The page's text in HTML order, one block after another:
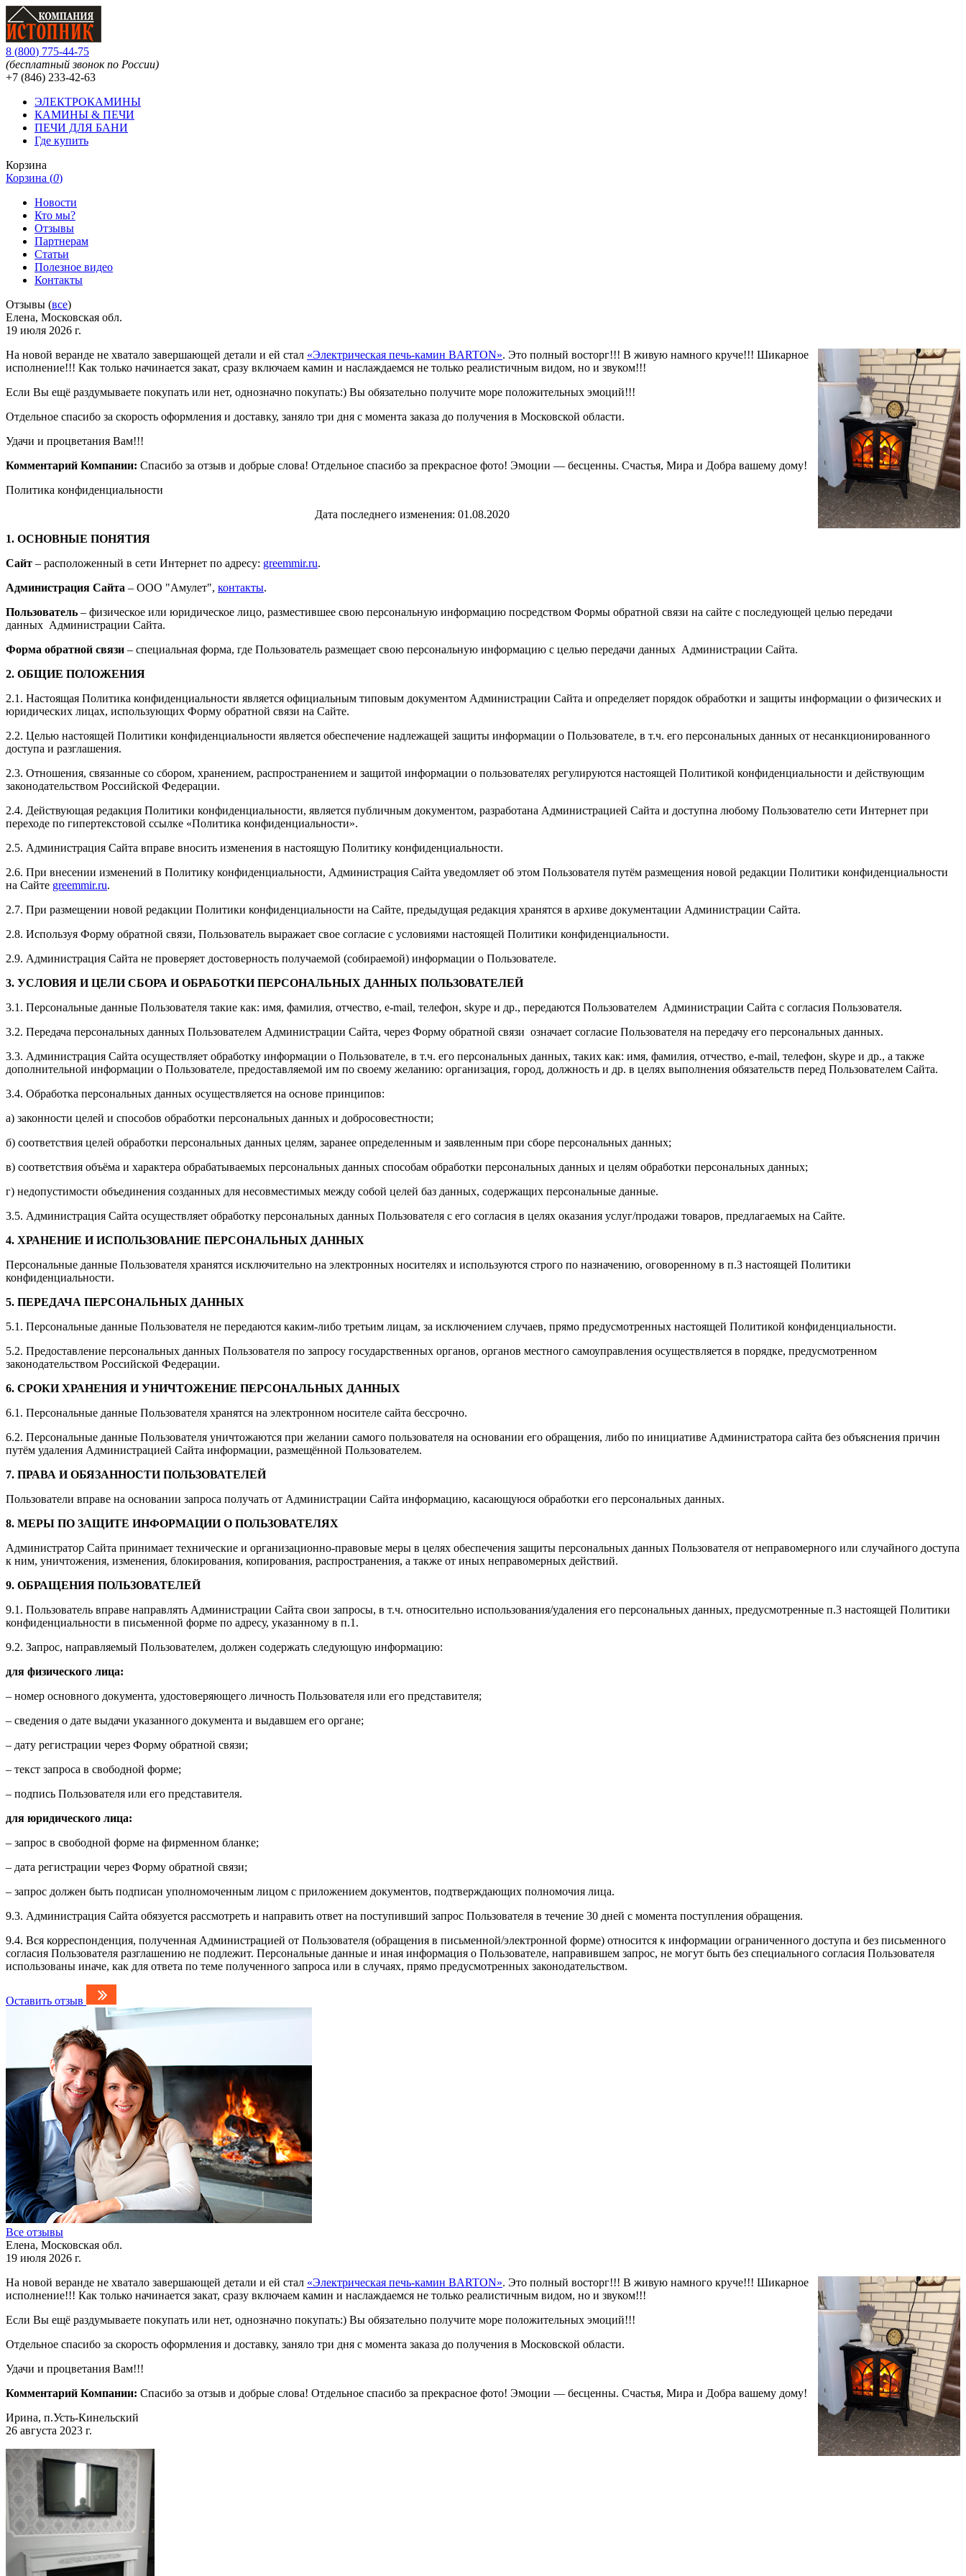
8 (800) 775-44-75
(бесплатный звонок по России)
+7 (846) 233-42-63
ЭЛЕКТРОКАМИНЫ
КАМИНЫ & ПЕЧИ
ПЕЧИ ДЛЯ БАНИ
Где купить
Корзина
Корзина (0)
Новости
Кто мы?
Отзывы
Партнерам
Статьи
Полезное видео
Контакты
Отзывы (все)
Елена, Московская обл.
19 июля 2026 г.
На новой веранде не хватало завершающей детали и ей стал «Электрическая печь-камин BARTON». Это полный восторг!!! В живую намного круче!!! Шикарное
исполнение!!! Как только начинается закат, сразу включаем камин и наслаждаемся не только реалистичным видом, но и звуком!!!
Если Вы ещё раздумываете покупать или нет, однозначно покупать:) Вы обязательно получите море положительных эмоций!!!
Отдельное спасибо за скорость оформления и доставку, заняло три дня с момента заказа до получения в Московской области.
Удачи и процветания Вам!!!
Комментарий Компании: Спасибо за отзыв и добрые слова! Отдельное спасибо за прекрасное фото! Эмоции — бесценны. Счастья, Мира и Добра вашему дому!
Политика конфиденциальности
Дата последнего изменения: 01.08.2020
1. ОСНОВНЫЕ ПОНЯТИЯ
Сайт – расположенный в сети Интернет по адресу: greemmir.ru.
Администрация Сайта – ООО "Амулет", контакты.
Пользователь – физическое или юридическое лицо, разместившее свою персональную информацию посредством Формы обратной связи на сайте с последующей целью передачи
данных Администрации Сайта.
Форма обратной связи – специальная форма, где Пользователь размещает свою персональную информацию с целью передачи данных Администрации Сайта.
2. ОБЩИЕ ПОЛОЖЕНИЯ
2.1. Настоящая Политика конфиденциальности является официальным типовым документом Администрации Сайта и определяет порядок обработки и защиты информации о физических и
юридических лицах, использующих Форму обратной связи на Сайте.
2.2. Целью настоящей Политики конфиденциальности является обеспечение надлежащей защиты информации о Пользователе, в т.ч. его персональных данных от несанкционированного
доступа и разглашения.
2.3. Отношения, связанные со сбором, хранением, распространением и защитой информации о пользователях регулируются настоящей Политикой конфиденциальности и действующим
законодательством Российской Федерации.
2.4. Действующая редакция Политики конфиденциальности, является публичным документом, разработана Администрацией Сайта и доступна любому Пользователю сети Интернет при
переходе по гипертекстовой ссылке «Политика конфиденциальности».
2.5. Администрация Сайта вправе вносить изменения в настоящую Политику конфиденциальности.
2.6. При внесении изменений в Политику конфиденциальности, Администрация Сайта уведомляет об этом Пользователя путём размещения новой редакции Политики конфиденциальности
на Сайте greemmir.ru.
2.7. При размещении новой редакции Политики конфиденциальности на Сайте, предыдущая редакция хранятся в архиве документации Администрации Сайта.
2.8. Используя Форму обратной связи, Пользователь выражает свое согласие с условиями настоящей Политики конфиденциальности.
2.9. Администрация Сайта не проверяет достоверность получаемой (собираемой) информации о Пользователе.
3. УСЛОВИЯ И ЦЕЛИ СБОРА И ОБРАБОТКИ ПЕРСОНАЛЬНЫХ ДАННЫХ ПОЛЬЗОВАТЕЛЕЙ
3.1. Персональные данные Пользователя такие как: имя, фамилия, отчество, e-mail, телефон, skype и др., передаются Пользователем Администрации Сайта с согласия Пользователя.
3.2. Передача персональных данных Пользователем Администрации Сайта, через Форму обратной связи означает согласие Пользователя на передачу его персональных данных.
3.3. Администрация Сайта осуществляет обработку информации о Пользователе, в т.ч. его персональных данных, таких как: имя, фамилия, отчество, e-mail, телефон, skype и др., а также
дополнительной информации о Пользователе, предоставляемой им по своему желанию: организация, город, должность и др. в целях выполнения обязательств перед Пользователем Сайта.
3.4. Обработка персональных данных осуществляется на основе принципов:
а) законности целей и способов обработки персональных данных и добросовестности;
б) соответствия целей обработки персональных данных целям, заранее определенным и заявленным при сборе персональных данных;
в) соответствия объёма и характера обрабатываемых персональных данных способам обработки персональных данных и целям обработки персональных данных;
г) недопустимости объединения созданных для несовместимых между собой целей баз данных, содержащих персональные данные.
3.5. Администрация Сайта осуществляет обработку персональных данных Пользователя с его согласия в целях оказания услуг/продажи товаров, предлагаемых на Сайте.
4. ХРАНЕНИЕ И ИСПОЛЬЗОВАНИЕ ПЕРСОНАЛЬНЫХ ДАННЫХ
Персональные данные Пользователя хранятся исключительно на электронных носителях и используются строго по назначению, оговоренному в п.3 настоящей Политики
конфиденциальности.
5. ПЕРЕДАЧА ПЕРСОНАЛЬНЫХ ДАННЫХ
5.1. Персональные данные Пользователя не передаются каким-либо третьим лицам, за исключением случаев, прямо предусмотренных настоящей Политикой конфиденциальности.
5.2. Предоставление персональных данных Пользователя по запросу государственных органов, органов местного самоуправления осуществляется в порядке, предусмотренном
законодательством Российской Федерации.
6. СРОКИ ХРАНЕНИЯ И УНИЧТОЖЕНИЕ ПЕРСОНАЛЬНЫХ ДАННЫХ
6.1. Персональные данные Пользователя хранятся на электронном носителе сайта бессрочно.
6.2. Персональные данные Пользователя уничтожаются при желании самого пользователя на основании его обращения, либо по инициативе Администратора сайта без объяснения причин
путём удаления Администрацией Сайта информации, размещённой Пользователем.
7. ПРАВА И ОБЯЗАННОСТИ ПОЛЬЗОВАТЕЛЕЙ
Пользователи вправе на основании запроса получать от Администрации Сайта информацию, касающуюся обработки его персональных данных.
8. МЕРЫ ПО ЗАЩИТЕ ИНФОРМАЦИИ О ПОЛЬЗОВАТЕЛЯХ
Администратор Сайта принимает технические и организационно-правовые меры в целях обеспечения защиты персональных данных Пользователя от неправомерного или случайного доступа
к ним, уничтожения, изменения, блокирования, копирования, распространения, а также от иных неправомерных действий.
9. ОБРАЩЕНИЯ ПОЛЬЗОВАТЕЛЕЙ
9.1. Пользователь вправе направлять Администрации Сайта свои запросы, в т.ч. относительно использования/удаления его персональных данных, предусмотренные п.3 настоящей Политики
конфиденциальности в письменной форме по адресу, указанному в п.1.
9.2. Запрос, направляемый Пользователем, должен содержать следующую информацию:
для физического лица:
– номер основного документа, удостоверяющего личность Пользователя или его представителя;
– сведения о дате выдачи указанного документа и выдавшем его органе;
– дату регистрации через Форму обратной связи;
– текст запроса в свободной форме;
– подпись Пользователя или его представителя.
для юридического лица:
– запрос в свободной форме на фирменном бланке;
– дата регистрации через Форму обратной связи;
– запрос должен быть подписан уполномоченным лицом с приложением документов, подтверждающих полномочия лица.
9.3. Администрация Сайта обязуется рассмотреть и направить ответ на поступивший запрос Пользователя в течение 30 дней с момента поступления обращения.
9.4. Вся корреспонденция, полученная Администрацией от Пользователя (обращения в письменной/электронной форме) относится к информации ограниченного доступа и без письменного
согласия Пользователя разглашению не подлежит. Персональные данные и иная информация о Пользователе, направившем запрос, не могут быть без специального согласия Пользователя
использованы иначе, как для ответа по теме полученного запроса или в случаях, прямо предусмотренных законодательством.
Оставить отзыв
Все отзывы
Елена, Московская обл.
19 июля 2026 г.
На новой веранде не хватало завершающей детали и ей стал «Электрическая печь-камин BARTON». Это полный восторг!!! В живую намного круче!!! Шикарное
исполнение!!! Как только начинается закат, сразу включаем камин и наслаждаемся не только реалистичным видом, но и звуком!!!
Если Вы ещё раздумываете покупать или нет, однозначно покупать:) Вы обязательно получите море положительных эмоций!!!
Отдельное спасибо за скорость оформления и доставку, заняло три дня с момента заказа до получения в Московской области.
Удачи и процветания Вам!!!
Комментарий Компании: Спасибо за отзыв и добрые слова! Отдельное спасибо за прекрасное фото! Эмоции — бесценны. Счастья, Мира и Добра вашему дому!
Ирина, п.Усть-Кинельский
26 августа 2023 г.